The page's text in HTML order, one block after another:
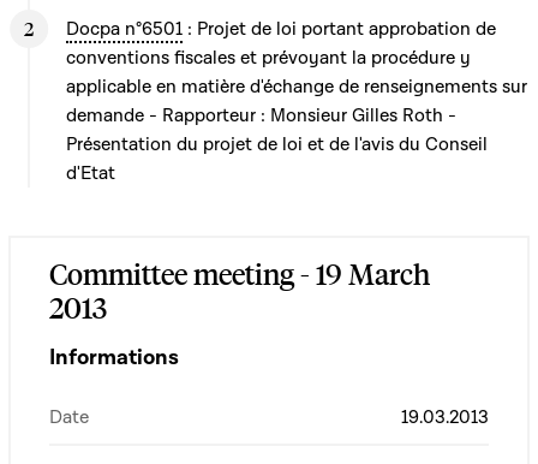
Docpa n°6501 : Projet de loi portant approbation de
conventions fiscales et prévoyant la procédure y
applicable en matière d'échange de renseignements sur
demande - Rapporteur : Monsieur Gilles Roth -
Présentation du projet de loi et de l'avis du Conseil
d'Etat
Committee meeting - 19 March
2013
Informations
Date 19.03.2013